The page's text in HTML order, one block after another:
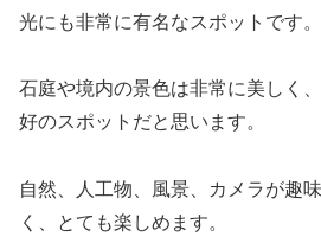
光にも非常に有名なスポットです。
石庭や境内の景色は非常に美しく
好のスポットだと思います。
自然、人工物、風景、カメラが趣
く、とても楽しめます。